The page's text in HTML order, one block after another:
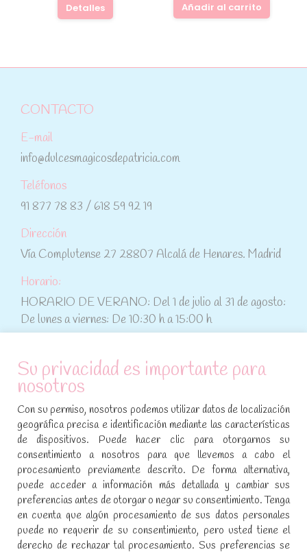
Detalles Añadir al carrito
CONTACTO
E-mail
info@dulcesmagicosdepatricia.com
Teléfonos
91 877 78 83 / 618 59 92 19
Dirección
Vía Complutense 27 28807 Alcalá de Henares. Madrid
Horario:
HORARIO DE VERANO: Del 1 de julio al 31 de agosto:
De lunes a viernes: De 10:30 h a 15:00 h
ATENCIÓN AL CLIENTE
Condiciones de compra
Aviso legal y política de privacidad
Política de cookies
SÍGUENOS EN REDES SOCIALES
Encuéntranos en:
Facebook
page
YouTube
page
Instagram
page
Su privacidad es importante para
nosotros
Con su permiso, nosotros podemos utilizar datos de localización
geográfica precisa e identificación mediante las características
de dispositivos. Puede hacer clic para otorgarnos su
consentimiento a nosotros para que llevemos a cabo el
procesamiento previamente descrito. De forma alternativa,
puede acceder a información más detallada y cambiar sus
preferencias antes de otorgar o negar su consentimiento. Tenga
en cuenta que algún procesamiento de sus datos personales
puede no requerir de su consentimiento, pero usted tiene el
derecho de rechazar tal procesamiento. Sus preferencias se